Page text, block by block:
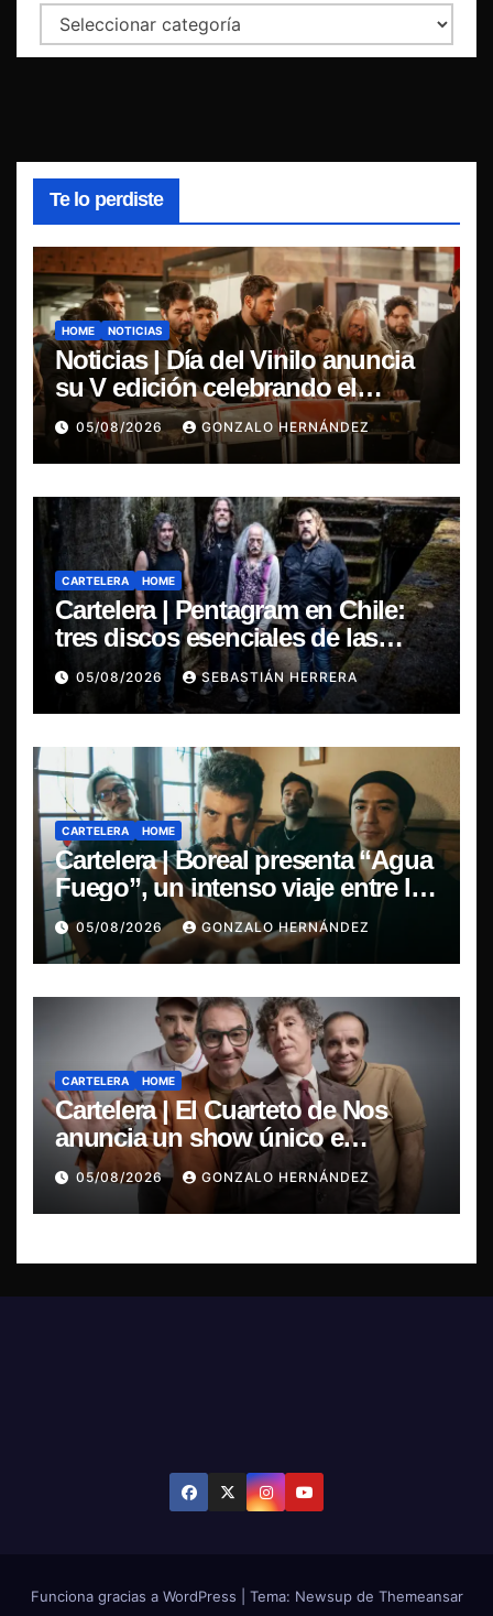
Categorías
Te lo perdiste
HOME NOTICIAS
Noticias | Día del Vinilo anuncia
su V edición celebrando el
regreso del 7″ fabricado en Chile
05/08/2026 GONZALO HERNÁNDEZ
CARTELERA HOME
Cartelera | Pentagram en Chile:
tres discos esenciales de las
leyendas del doom
05/08/2026 SEBASTIÁN HERRERA
CARTELERA HOME
Cartelera | Boreal presenta “Agua
Fuego”, un intenso viaje entre la
pasión y la desilusión
05/08/2026 GONZALO HERNÁNDEZ
CARTELERA HOME
Cartelera | El Cuarteto de Nos
anuncia un show único e
irrepetible en el Movistar Arena
05/08/2026 GONZALO HERNÁNDEZ
Funciona gracias a WordPress Tema: Newsup de Themeansar